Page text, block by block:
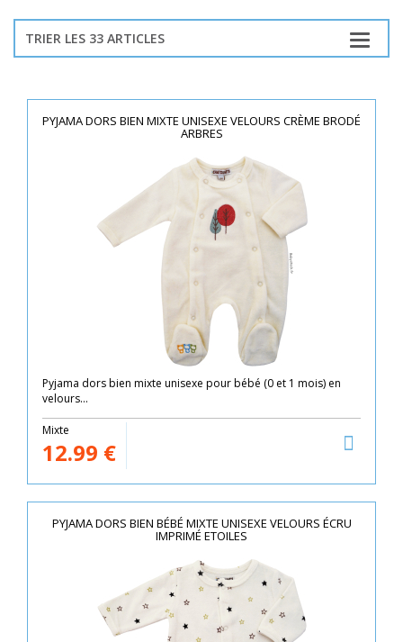
TRIER LES 33 ARTICLES
PYJAMA DORS BIEN MIXTE UNISEXE VELOURS CRÈME BRODÉ
ARBRES
Pyjama dors bien mixte unisexe pour bébé (0 et 1 mois) en
velours...
Mixte
12.99 €
PYJAMA DORS BIEN BÉBÉ MIXTE UNISEXE VELOURS ÉCRU
IMPRIMÉ ETOILES